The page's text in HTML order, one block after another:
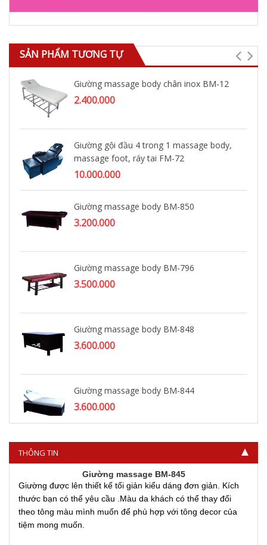
SẢN PHẨM TƯƠNG TỰ
Giường massage body chân inox BM-12
2.400.000
Giường gội đầu 4 trong 1 massage body,
massage foot, ráy tai FM-72
10.000.000
Giường massage body BM-850
3.200.000
Giường massage body BM-796
3.500.000
Giường massage body BM-848
3.600.000
Giường massage body BM-844
3.600.000
THÔNG TIN
Giường massage BM-845
Giường được lên thiết kế tối giản kiểu dáng đơn giản. Kích
thước bạn có thể yêu cầu .Màu da khách có thể thay đổi
theo tông màu mình muốn để phù hợp với tông decor của
tiệm mong muốn.